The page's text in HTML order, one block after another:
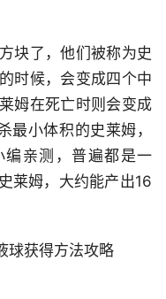
块了，他们被称为史
时候，会变成四个中
姆在死亡时则会变成
最小体积的史莱姆，
亲测，普遍都是一
莱姆，大约能产出16